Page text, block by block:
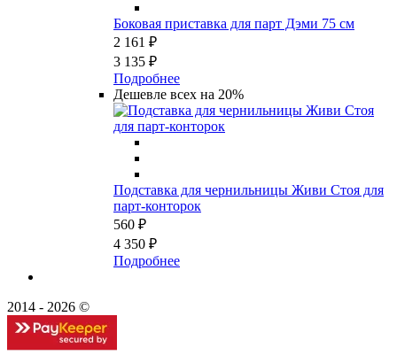
Боковая приставка для парт Дэми 75 см
2 161 ₽
3 135 ₽
Подробнее
Дешевле всех на 20%
Подставка для чернильницы Живи Стоя для
парт-конторок
560 ₽
4 350 ₽
Подробнее
2014 - 2026 ©